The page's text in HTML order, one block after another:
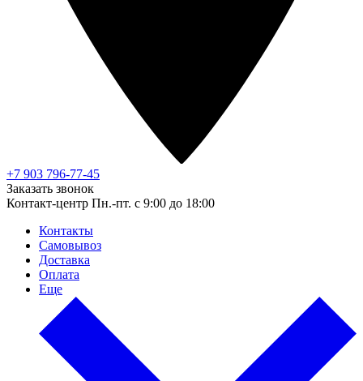
+7 903 796-77-45
Заказать звонок
Контакт-центр Пн.-пт. с 9:00 до 18:00
Контакты
Самовывоз
Доставка
Оплата
Еще